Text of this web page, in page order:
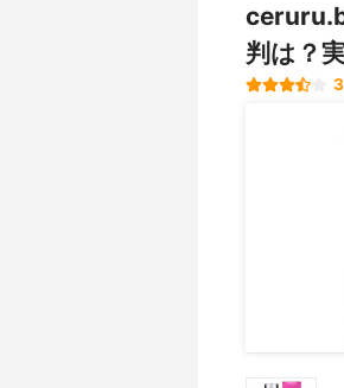
判は？